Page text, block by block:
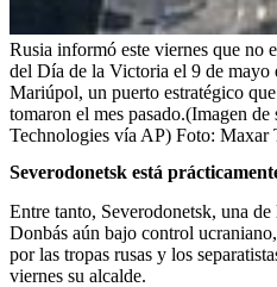
Rusia informó este viernes que no
del Día de la Victoria el 9 de mayo
Mariúpol, un puerto estratégico
tomaron el mes pasado.(Imagen
Technologies vía AP) Foto: Maxar
Severodonetsk está
Entre tanto, Severodonetsk, una
Donbás aún bajo control
por las tropas rusas y los
viernes su alcalde.